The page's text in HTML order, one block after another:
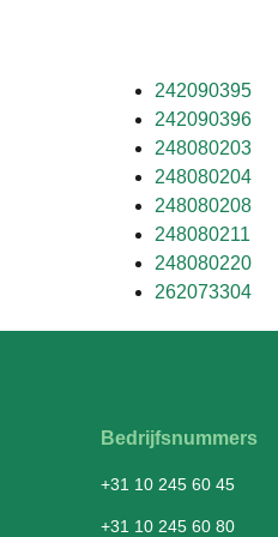
242090395
242090396
248080203
248080204
248080208
248080211
248080220
262073304
Bedrijfsnummers
+31 10 245 60 45
+31 10 245 60 80